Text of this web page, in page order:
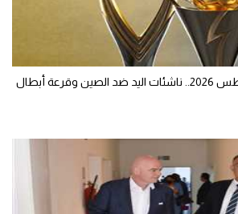
مواعيد الخميس 6 أغسطس 2026.. ناشئات اليد ضد الصين وقرعة أبطال